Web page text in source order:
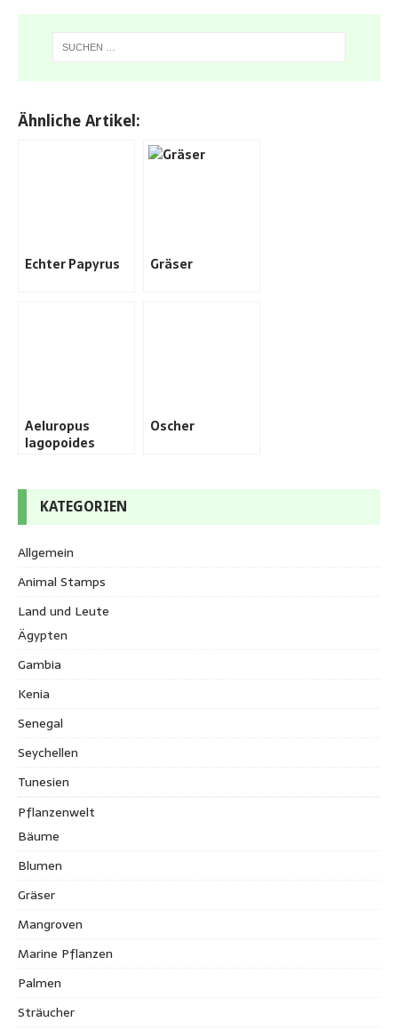
Ähnliche Artikel:
Echter Papyrus Gräser
Aeluropus
lagopoides
Oscher
KATEGORIEN
Allgemein
Animal Stamps
Land und Leute
Ägypten
Gambia
Kenia
Senegal
Seychellen
Tunesien
Pflanzenwelt
Bäume
Blumen
Gräser
Mangroven
Marine Pflanzen
Palmen
Sträucher